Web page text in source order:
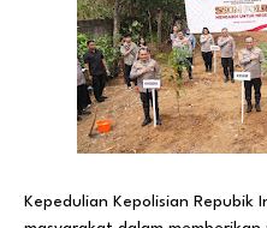
Kepedulian Kepolisian Repubik